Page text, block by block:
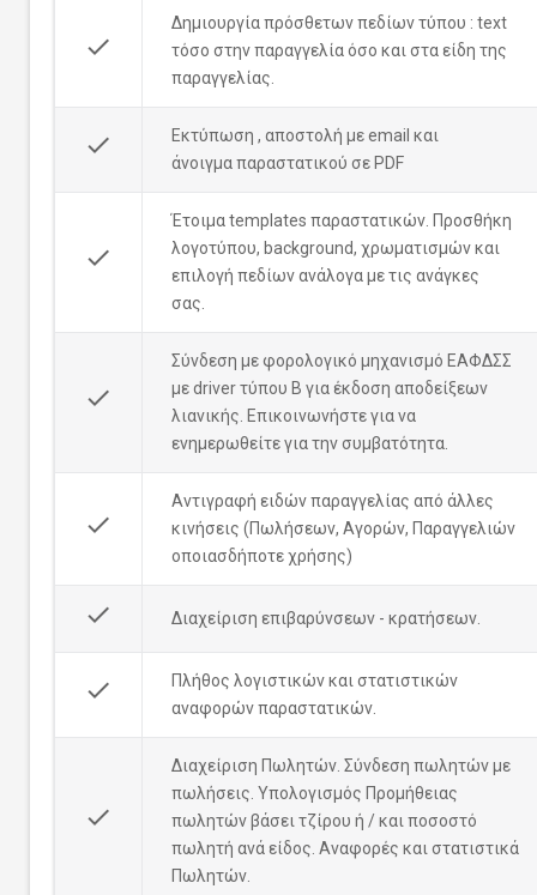
done
Δημιουργία πρόσθετων πεδίων τύπου : text
τόσο στην παραγγελία όσο και στα είδη της
παραγγελίας.
done
Εκτύπωση , αποστολή με email και
άνοιγμα παραστατικού σε PDF
done
Έτοιμα templates παραστατικών. Προσθήκη
λογοτύπου, background, χρωματισμών και
επιλογή πεδίων ανάλογα με τις ανάγκες
σας.
done
Σύνδεση με φορολογικό μηχανισμό ΕΑΦΔΣΣ
με driver τύπου Β για έκδοση αποδείξεων
λιανικής. Επικοινωνήστε για να
ενημερωθείτε για την συμβατότητα.
done
Αντιγραφή ειδών παραγγελίας από άλλες
κινήσεις (Πωλήσεων, Αγορών, Παραγγελιών
οποιασδήποτε χρήσης)
done Διαχείριση επιβαρύνσεων - κρατήσεων.
done
Πλήθος λογιστικών και στατιστικών
αναφορών παραστατικών.
done
Διαχείριση Πωλητών. Σύνδεση πωλητών με
πωλήσεις. Υπολογισμός Προμήθειας
πωλητών βάσει τζίρου ή / και ποσοστό
πωλητή ανά είδος. Αναφορές και στατιστικά
Πωλητών.